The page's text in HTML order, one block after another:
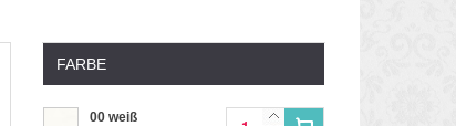
FARBE
00 weiß